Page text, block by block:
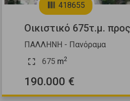
418655
Οικιστικό 675τ.μ.
ΠΑΛΛΗΝΗ - Πανόραμα
675 m2
190.000 €